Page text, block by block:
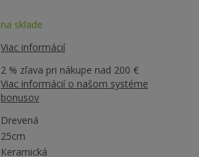
na sklade
Viac informácií
2 % zľava pri nákupe nad 200 €
Viac informácií o našom systéme
bonusov
Drevená
25cm
Keramická